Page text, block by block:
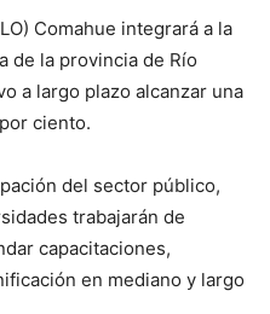
Comahue integrará a la
de la provincia de Río
a largo plazo alcanzar una
ciento.
del sector público,
trabajarán de
capacitaciones,
en mediano y largo